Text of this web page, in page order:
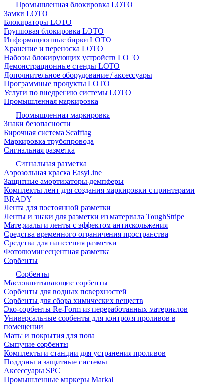
Промышленная блокировка LOTO
Замки LOTO
Блокираторы LOTO
Групповая блокировка LOTO
Информационные бирки LOTO
Хранение и переноска LOTO
Наборы блокирующих устройств LOTO
Демонстрационные стенды LOTO
Дополнительное оборудование / аксессуары
Программные продукты LOTO
Услуги по внедрению системы LOTO
Промышленная маркировка
Промышленная маркировка
Знаки безопасности
Бирочная система Scafftag
Маркировка трубопровода
Сигнальная разметка
Сигнальная разметка
Аэрозольная краска EasyLine
Защитные амортизаторы-демпферы
Комплекты лент для создания маркировки с принтерами
BRADY
Лента для постоянной разметки
Ленты и знаки для разметки из материала ToughStripe
Материалы и ленты с эффектом антискольжения
Средства временного ограничения пространства
Средства для нанесения разметки
Фотолюминесцентная разметка
Сорбенты
Сорбенты
Масловпитывающие сорбенты
Сорбенты для водных поверхностей
Сорбенты для сбора химических веществ
Эко-сорбенты Re-Form из переработанных материалов
Универсальные сорбенты для контроля проливов в
помещении
Маты и покрытия для пола
Сыпучие сорбенты
Комплекты и станции для устранения проливов
Поддоны и защитные системы
Аксессуары SPC
Промышленные маркеры Markal